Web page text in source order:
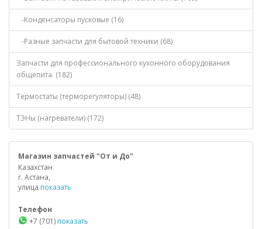
-Конденсаторы пусковые (16)
-Разные запчасти для бытовой техники (68)
Запчасти для профессионального кухонного оборудования
общепита. (182)
Термостаты (терморегуляторы) (48)
ТЭНы (нагреватели) (172)
Магазин запчастей "От и До"
Казахстан
г. Астана,
улица показать
Телефон
+7 (701) показать